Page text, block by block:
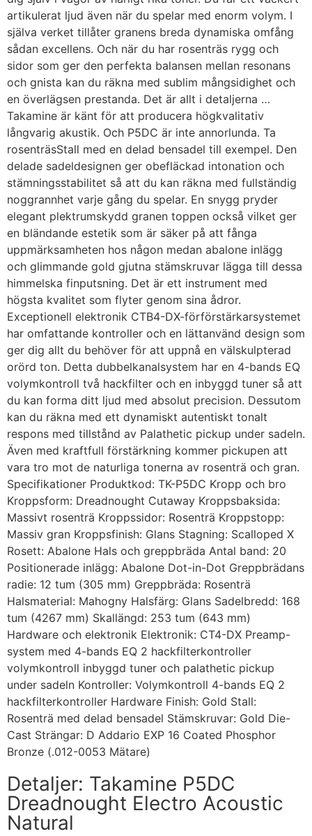
artikulerat ljud även när du spelar med enorm volym. I
själva verket tillåter granens breda dynamiska omfång
sådan excellens. Och när du har rosenträs rygg och
sidor som ger den perfekta balansen mellan resonans
och gnista kan du räkna med sublim mångsidighet och
en överlägsen prestanda. Det är allt i detaljerna …
Takamine är känt för att producera högkvalitativ
långvarig akustik. Och P5DC är inte annorlunda. Ta
rosenträsStall med en delad bensadel till exempel. Den
delade sadeldesignen ger obefläckad intonation och
stämningsstabilitet så att du kan räkna med fullständig
noggrannhet varje gång du spelar. En snygg pryder
elegant plektrumskydd granen toppen också vilket ger
en bländande estetik som är säker på att fånga
uppmärksamheten hos någon medan abalone inlägg
och glimmande gold gjutna stämskruvar lägga till dessa
himmelska finputsning. Det är ett instrument med
högsta kvalitet som flyter genom sina ådror.
Exceptionell elektronik CTB4-DX-förförstärkarsystemet
har omfattande kontroller och en lättanvänd design som
ger dig allt du behöver för att uppnå en välskulpterad
orörd ton. Detta dubbelkanalsystem har en 4-bands EQ
volymkontroll två hackfilter och en inbyggd tuner så att
du kan forma ditt ljud med absolut precision. Dessutom
kan du räkna med ett dynamiskt autentiskt tonalt
respons med tillstånd av Palathetic pickup under sadeln.
Även med kraftfull förstärkning kommer pickupen att
vara tro mot de naturliga tonerna av rosenträ och gran.
Specifikationer Produktkod: TK-P5DC Kropp och bro
Kroppsform: Dreadnought Cutaway Kroppsbaksida:
Massivt rosenträ Kroppssidor: Rosenträ Kroppstopp:
Massiv gran Kroppsfinish: Glans Stagning: Scalloped X
Rosett: Abalone Hals och greppbräda Antal band: 20
Positionerade inlägg: Abalone Dot-in-Dot Greppbrädans
radie: 12 tum (305 mm) Greppbräda: Rosenträ
Halsmaterial: Mahogny Halsfärg: Glans Sadelbredd: 168
tum (4267 mm) Skallängd: 253 tum (643 mm)
Hardware och elektronik Elektronik: CT4-DX Preamp-
system med 4-bands EQ 2 hackfilterkontroller
volymkontroll inbyggd tuner och palathetic pickup
under sadeln Kontroller: Volymkontroll 4-bands EQ 2
hackfilterkontroller Hardware Finish: Gold Stall:
Rosenträ med delad bensadel Stämskruvar: Gold Die-
Cast Strängar: D Addario EXP 16 Coated Phosphor
Bronze (.012-0053 Mätare)
Detaljer: Takamine P5DC
Dreadnought Electro Acoustic
Natural